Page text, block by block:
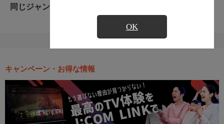
OK
同じジャンルのおすすめ番組
キャンペーン・お得な情報